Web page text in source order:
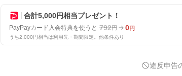
合計5,000円相当プレゼント！
PayPayカード入会特典を使うと 792円 0円
うち2,000円相当は利用先・期間限定。他条件あり
違反申告